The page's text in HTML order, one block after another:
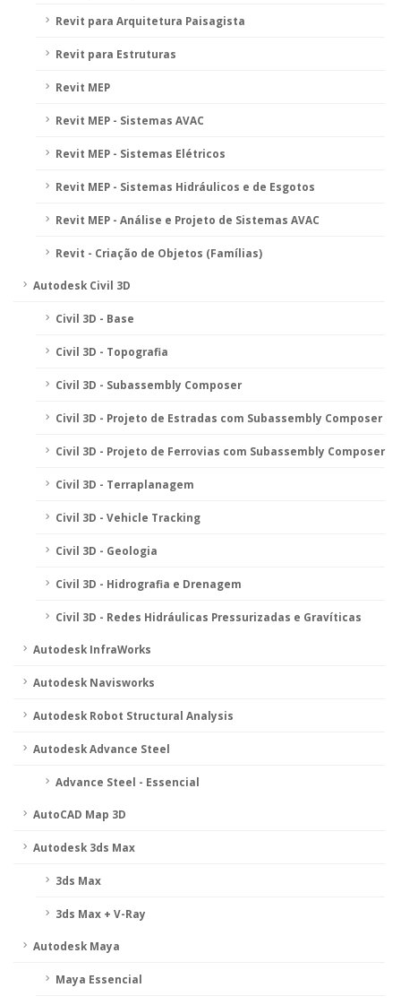
Revit para Arquitetura Paisagista
Revit para Estruturas
Revit MEP
Revit MEP - Sistemas AVAC
Revit MEP - Sistemas Elétricos
Revit MEP - Sistemas Hidráulicos e de Esgotos
Revit MEP - Análise e Projeto de Sistemas AVAC
Revit - Criação de Objetos (Famílias)
Autodesk Civil 3D
Civil 3D - Base
Civil 3D - Topografia
Civil 3D - Subassembly Composer
Civil 3D - Projeto de Estradas com Subassembly Composer
Civil 3D - Projeto de Ferrovias com Subassembly Composer
Civil 3D - Terraplanagem
Civil 3D - Vehicle Tracking
Civil 3D - Geologia
Civil 3D - Hidrografia e Drenagem
Civil 3D - Redes Hidráulicas Pressurizadas e Gravíticas
Autodesk InfraWorks
Autodesk Navisworks
Autodesk Robot Structural Analysis
Autodesk Advance Steel
Advance Steel - Essencial
AutoCAD Map 3D
Autodesk 3ds Max
3ds Max
3ds Max + V-Ray
Autodesk Maya
Maya Essencial